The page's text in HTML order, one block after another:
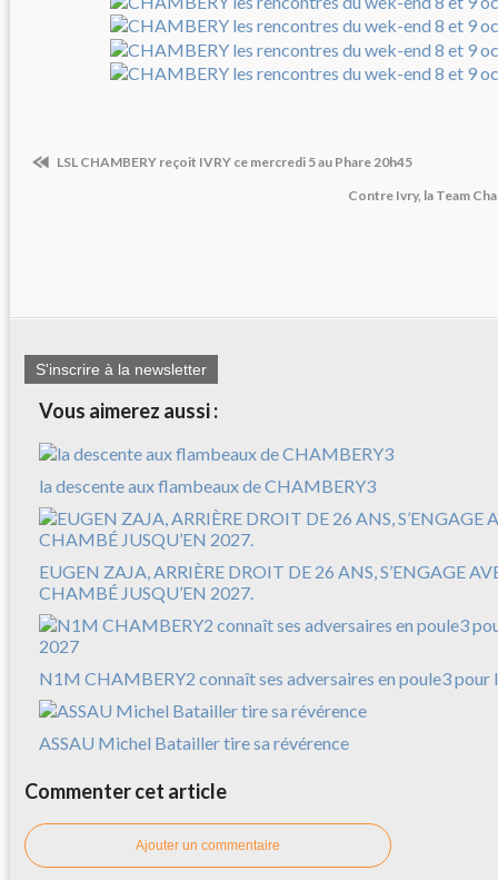
LSL CHAMBERY reçoit IVRY ce mercredi 5 au Phare 20h45
Contre Ivry, la Team
S'inscrire à la newsletter
Vous aimerez aussi :
la descente aux flambeaux de CHAMBERY3
EUGEN ZAJA, ARRIÈRE DROIT DE 26 ANS, S’ENGAGE
CHAMBÉ JUSQU’EN 2027.
N1M CHAMBERY2 connaît ses adversaires en poule3 pour
ASSAU Michel Batailler tire sa révérence
Commenter cet article
Ajouter un commentaire